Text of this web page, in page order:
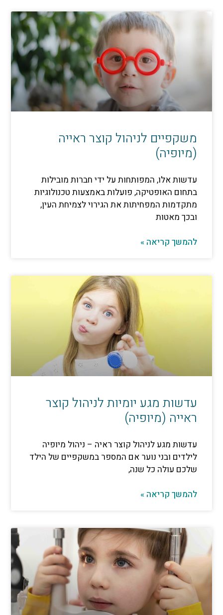
לניהול קוצר ראייה
המפותחות על ידי חברות מובילות
פועלות באמצעות טכנולוגיות
המפחיתות את הגירוי לצמיחת העין,
קריאה »
מגע יומיות לניהול קוצר
(מיופיה)
לניהול קוצר ראיה – ניהול מיופיה
ובני נוער אם המספר במשקפיים של הילד
כל שנה,
קריאה »